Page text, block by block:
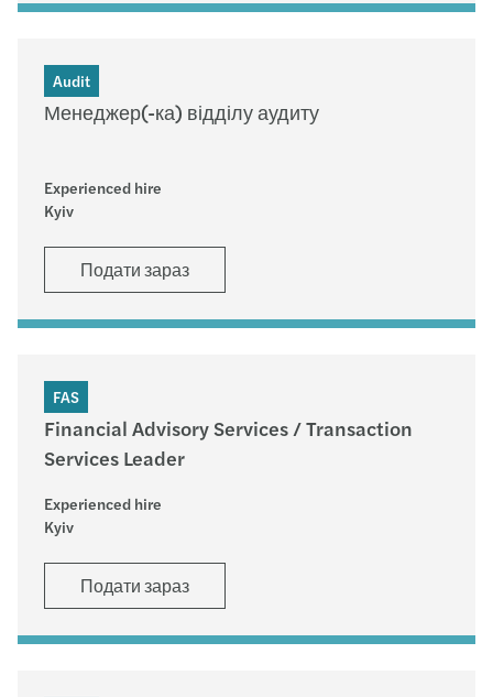
Audit
Менеджер(-ка) відділу аудиту
Experienced hire
Kyiv
Подати зараз
FAS
Financial Advisory Services / Transaction
Services Leader
Experienced hire
Kyiv
Подати зараз